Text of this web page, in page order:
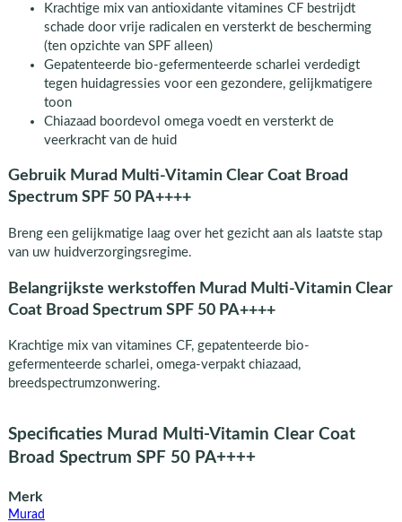
Krachtige mix van antioxidante vitamines CF bestrijdt
schade door vrije radicalen en versterkt de bescherming
(ten opzichte van SPF alleen)
Gepatenteerde bio-gefermenteerde scharlei verdedigt
tegen huidagressies voor een gezondere, gelijkmatigere
toon
Chiazaad boordevol omega voedt en versterkt de
veerkracht van de huid
Gebruik Murad Multi-Vitamin Clear Coat Broad
Spectrum SPF 50 PA++++
Breng een gelijkmatige laag over het gezicht aan als laatste stap
van uw huidverzorgingsregime.
Belangrijkste werkstoffen Murad Multi-Vitamin Clear
Coat Broad Spectrum SPF 50 PA++++
Krachtige mix van vitamines CF, gepatenteerde bio-
gefermenteerde scharlei, omega-verpakt chiazaad,
breedspectrumzonwering.
Specificaties Murad Multi-Vitamin Clear Coat
Broad Spectrum SPF 50 PA++++
Merk
Murad